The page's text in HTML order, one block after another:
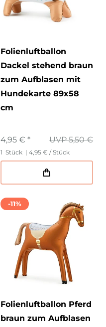
Folienluftballon
Dackel stehend braun
zum Aufblasen mit
Hundekarte 89x58
cm
UVP 5,50 €
4,95 € *
1 Stück | 4,95 € / Stück
-11%
Folienluftballon Pferd
braun zum Aufblasen